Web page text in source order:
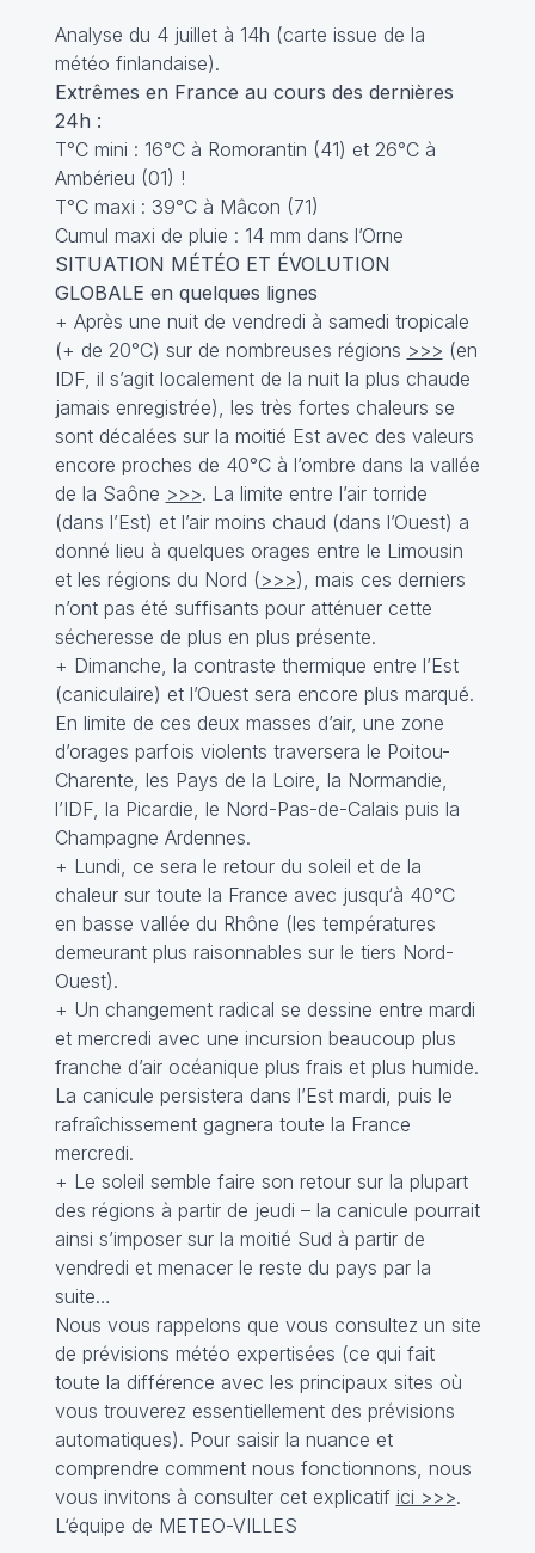
Analyse du 4 juillet à 14h (carte issue de la
météo finlandaise).
Extrêmes en France au cours des dernières
24h :
T°C mini : 16°C à Romorantin (41) et 26°C à
Ambérieu (01) !
T°C maxi : 39°C à Mâcon (71)
Cumul maxi de pluie : 14 mm dans l’Orne
SITUATION MÉTÉO ET ÉVOLUTION
GLOBALE en quelques lignes
+ Après une nuit de vendredi à samedi tropicale
(+ de 20°C) sur de nombreuses régions >>> (en
IDF, il s’agit localement de la nuit la plus chaude
jamais enregistrée), les très fortes chaleurs se
sont décalées sur la moitié Est avec des valeurs
encore proches de 40°C à l’ombre dans la vallée
de la Saône >>>. La limite entre l’air torride
(dans l’Est) et l’air moins chaud (dans l’Ouest) a
donné lieu à quelques orages entre le Limousin
et les régions du Nord (>>>), mais ces derniers
n’ont pas été suffisants pour atténuer cette
sécheresse de plus en plus présente.
+ Dimanche, la contraste thermique entre l’Est
(caniculaire) et l’Ouest sera encore plus marqué.
En limite de ces deux masses d’air, une zone
d’orages parfois violents traversera le Poitou-
Charente, les Pays de la Loire, la Normandie,
l’IDF, la Picardie, le Nord-Pas-de-Calais puis la
Champagne Ardennes.
+ Lundi, ce sera le retour du soleil et de la
chaleur sur toute la France avec jusqu‘à 40°C
en basse vallée du Rhône (les températures
demeurant plus raisonnables sur le tiers Nord-
Ouest).
+ Un changement radical se dessine entre mardi
et mercredi avec une incursion beaucoup plus
franche d’air océanique plus frais et plus humide.
La canicule persistera dans l’Est mardi, puis le
rafraîchissement gagnera toute la France
mercredi.
+ Le soleil semble faire son retour sur la plupart
des régions à partir de jeudi – la canicule pourrait
ainsi s’imposer sur la moitié Sud à partir de
vendredi et menacer le reste du pays par la
suite…
Nous vous rappelons que vous consultez un site
de prévisions météo expertisées (ce qui fait
toute la différence avec les principaux sites où
vous trouverez essentiellement des prévisions
automatiques). Pour saisir la nuance et
comprendre comment nous fonctionnons, nous
vous invitons à consulter cet explicatif ici >>>.
L‘équipe de METEO-VILLES